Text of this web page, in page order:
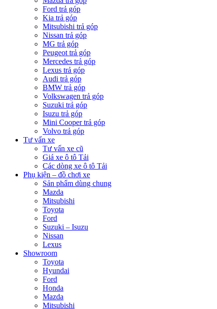
Ford trả góp
Kia trả góp
Mitsubishi trả góp
Nissan trả góp
MG trả góp
Peugeot trả góp
Mercedes trả góp
Lexus trả góp
Audi trả góp
BMW trả góp
Volkswagen trả góp
Suzuki trả góp
Isuzu trả góp
Mini Cooper trả góp
Volvo trả góp
Tư vấn xe
Tư vấn xe cũ
Giá xe ô tô Tải
Các dòng xe ô tô Tải
Phụ kiện – đồ chơi xe
Sản phẩm dùng chung
Mazda
Mitsubishi
Toyota
Ford
Suzuki – Isuzu
Nissan
Lexus
Showroom
Toyota
Hyundai
Ford
Honda
Mazda
Mitsubishi